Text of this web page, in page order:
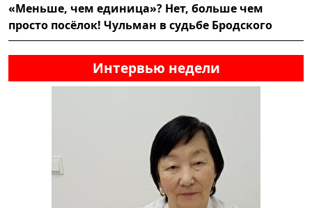
«Меньше, чем единица»? Нет, больше чем
просто посёлок! Чульман в судьбе Бродского
Интервью недели